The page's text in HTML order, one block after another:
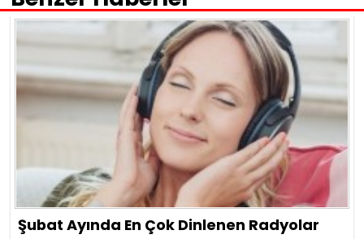
Şubat Ayında En Çok Dinlenen Radyolar